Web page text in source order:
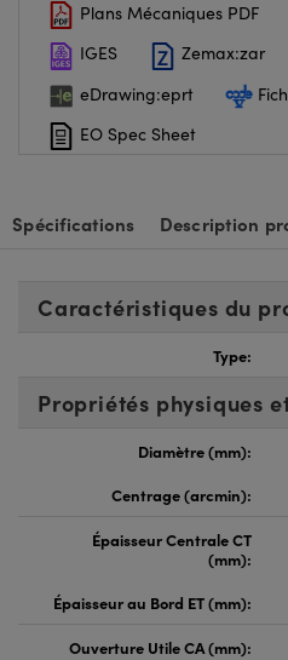
Plans Mécaniques PDF
IGES
Zemax:zar
eDrawing:eprt
EO Spec Sheet
Spécifications Description
Caractéristiques du
Type:
Propriétés physiques
Diamètre (mm):
Centrage (arcmin):
Épaisseur Centrale CT
(mm):
Épaisseur au Bord ET (mm):
Ouverture Utile CA (mm):